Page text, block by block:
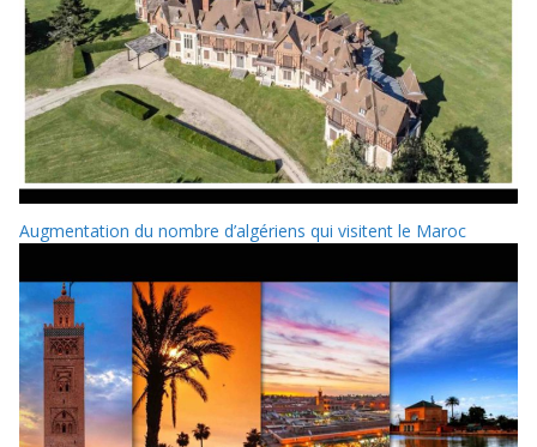
Augmentation du nombre d’algériens qui visitent le Maroc